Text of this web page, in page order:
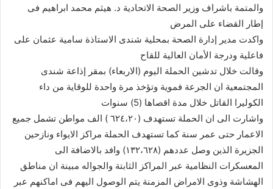
والمتمة باشراف وزير الصحة الاتحادية د. هيثم محمد ابراهيم فى
إطار القضاء على المرض
واكدت مدير إدارة الصحة بمحلية شندى الاستاذة سامية عثمان على
فاعلية ودرجة الأمان العالية للقاح
وقالت خلال تدشين الحملة اليوم (الاربعاء) بمقر إذاعة شندى
المجتمعية ان الجرعة فموية وتؤخذ مرة واحدة للوقاية من داء
الكوليرا القاتل خلال مدة اقصاها (5) سنوات
واشارت الى ان الحملة تستهدف (٦٢٤،٢٠ ) الف مواطن تشمل جميع
الاعمار حتى عمر سنة كما تستهدف الحملة مراكز الايواء ونازحين
الجزيرة الذين وصل عددهم (١٣٢،٦٢٨) وافد بالاضافة الى
المعسكرات النظامية عبر المراكز الثابتة والجواله مبينة ان مناطق
الهشاشة وذوى الامراض المزمنة يتم الوصول اليهم فى اماكنهم عبر